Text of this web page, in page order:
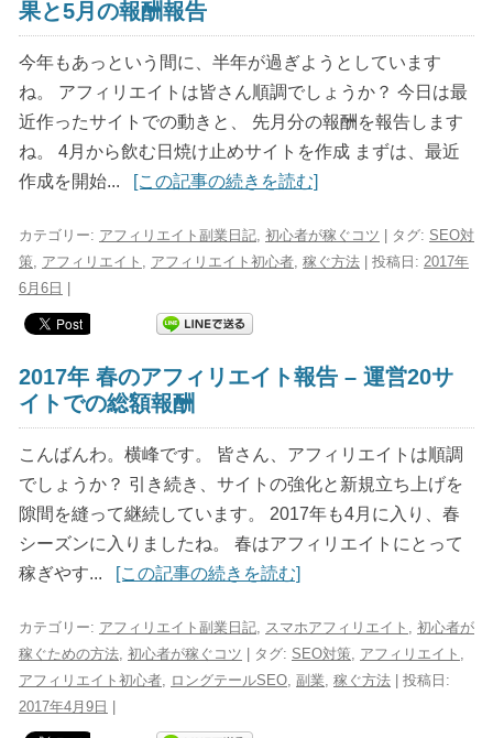
果と5月の報酬報告
今年もあっという間に、半年が過ぎようとしています
ね。 アフィリエイトは皆さん順調でしょうか？ 今日は最
近作ったサイトでの動きと、 先月分の報酬を報告します
ね。 4月から飲む日焼け止めサイトを作成 まずは、最近
作成を開始...
[この記事の続きを読む]
カテゴリー: アフィリエイト副業日記, 初心者が稼ぐコツ | タグ: SEO対
策, アフィリエイト , アフィリエイト初心者, 稼ぐ方法 | 投稿日: 2017年
6月6日
2017年 春のアフィリエイト報告 – 運営20サ
イトでの総額報酬
こんばんわ。横峰です。 皆さん、アフィリエイトは順調
でしょうか？ 引き続き、サイトの強化と新規立ち上げを
隙間を縫って継続しています。 2017年も4月に入り、春
シーズンに入りましたね。 春はアフィリエイトにとって
稼ぎやす...
[この記事の続きを読む]
カテゴリー: アフィリエイト副業日記, スマホアフィリエイト , 初心者が
稼ぐための方法, 初心者が稼ぐコツ | タグ: SEO対策, アフィリエイト ,
アフィリエイト初心者, ロングテールSEO, 副業, 稼ぐ方法 | 投稿日:
2017年4月9日